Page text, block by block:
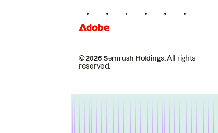
© 2026 Semrush Holdings.All rights
reserved.